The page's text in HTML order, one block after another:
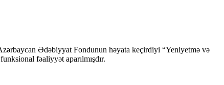
Ədəbiyyat Fondunun həyata keçirdiyi “Yeniyetmə və
fəaliyyət aparılmışdır.